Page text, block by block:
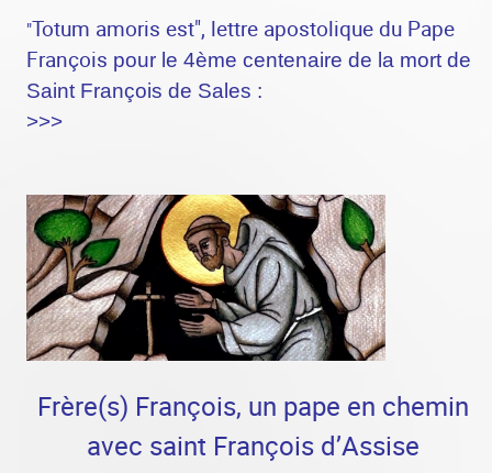
"Totum amoris est", lettre apostolique du Pape
François pour le 4ème centenaire de la mort de
Saint François de Sales :
>>>
Frère(s) François, un pape en chemin
avec saint François d’Assise